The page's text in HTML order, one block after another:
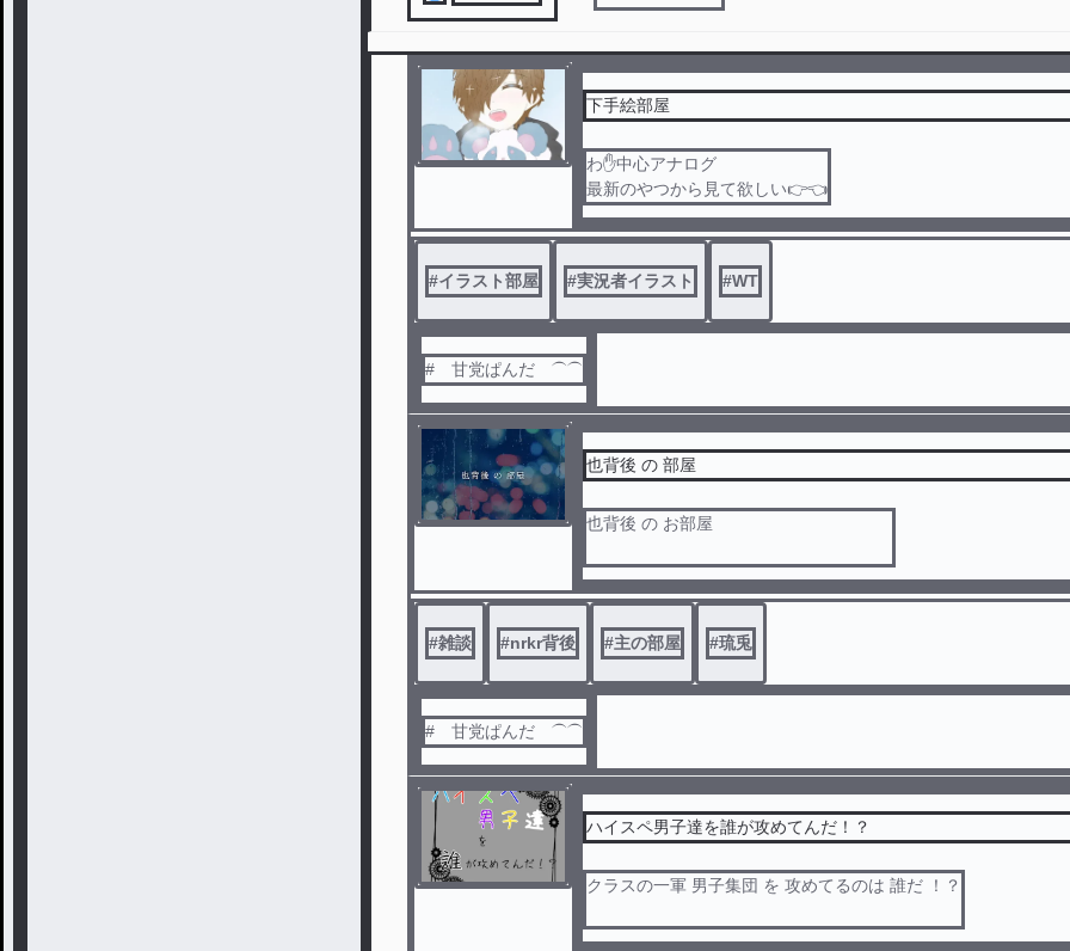
下手絵部屋
わ✋中心アナログ
最新のやつから見て欲しい👉👈
#イラスト部屋 #実況者イラスト #WT
# 甘党ぱんだ ⏜⏜
也背後 の 部屋
也背後 の お部屋
皆 コメント くれなくて 悲しいよ ~ 、 、
#雑談 #nrkr背後 #主の部屋 #琉兎
# 甘党ぱんだ ⏜⏜
ハイスペ男子達を誰が攻めてんだ！？
クラスの一軍 男子集団 を 攻めてるのは 誰だ ！？